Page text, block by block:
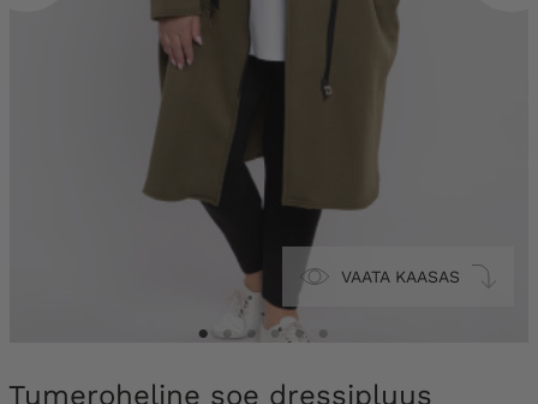
VAATA KAASAS
Tumeroheline soe dressipluus